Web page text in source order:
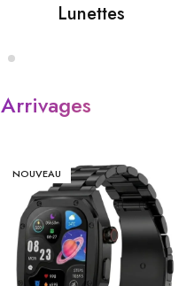
Lunettes
Arrivages
NOUVEAU